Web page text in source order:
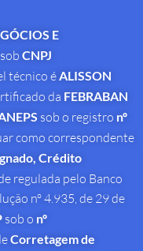
E
CNPJ
técnico éALISSON
da FEBRABAN
sob o registro nº
como correspondente
Crédito
regulada pelo Banco
nº 4.935, de 29 de
sob o nº
Corretagem de